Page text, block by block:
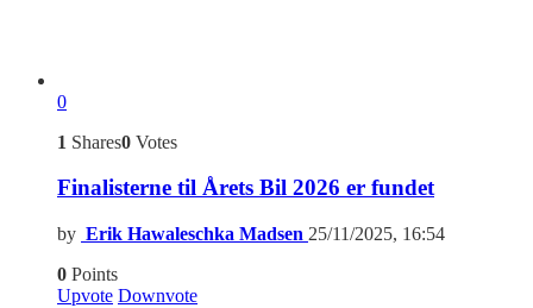
0
1 Shares0 Votes
Finalisterne til Årets Bil 2026 er fundet
by Erik Hawaleschka Madsen 25/11/2025, 16:54
0 Points
Upvote Downvote